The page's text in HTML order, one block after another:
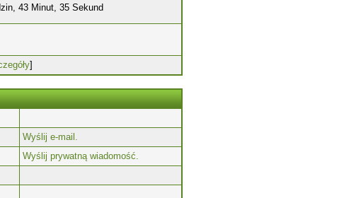
43 Minut, 35 Sekund
]
Wyślij e-mail.
Wyślij prywatną wiadomość.